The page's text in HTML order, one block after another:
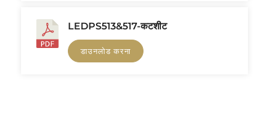
LEDPS513&517-कटशीट
डाउनलोड करना